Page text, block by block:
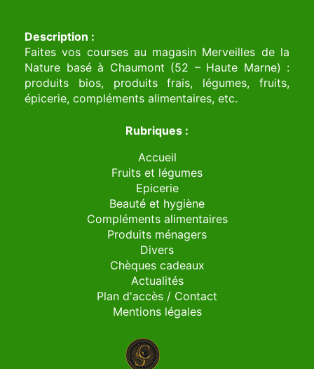
Description :
Faites vos courses au magasin Merveilles de la
Nature basé à Chaumont (52 – Haute Marne) :
produits bios, produits frais, légumes, fruits,
épicerie, compléments alimentaires, etc.
Rubriques :
Accueil
Fruits et légumes
Epicerie
Beauté et hygiène
Compléments alimentaires
Produits ménagers
Divers
Chèques cadeaux
Actualités
Plan d'accès / Contact
Mentions légales